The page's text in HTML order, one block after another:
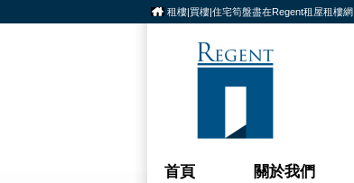
租樓|買樓|住宅筍盤盡在Regent租屋租樓網
首頁 關於我們